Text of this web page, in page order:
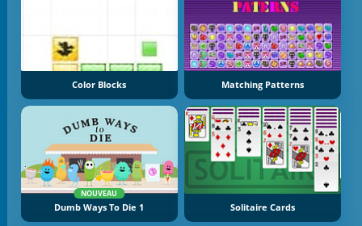
Color Blocks Matching Patterns
NOUVEAU
Dumb Ways To Die 1 Solitaire Cards